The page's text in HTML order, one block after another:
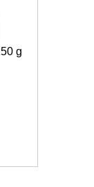
g